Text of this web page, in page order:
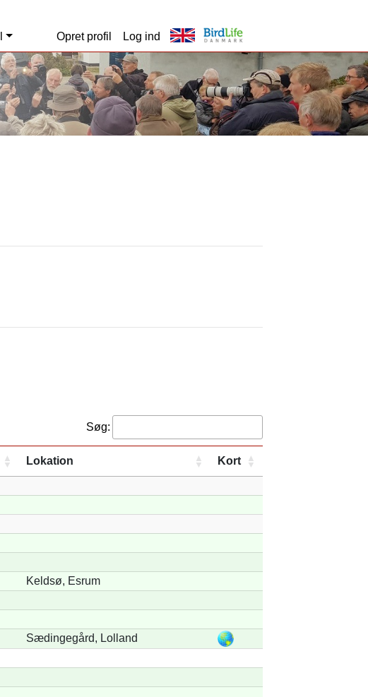
Opret profil Log ind
Søg:
Lokation Kort
Keldsø, Esrum
Sædingegård, Lolland